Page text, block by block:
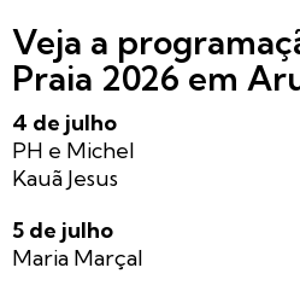
Veja a
Praia 2026 em
4 de julho
PH e Michel
Kauã Jesus
5 de julho
Maria Marçal